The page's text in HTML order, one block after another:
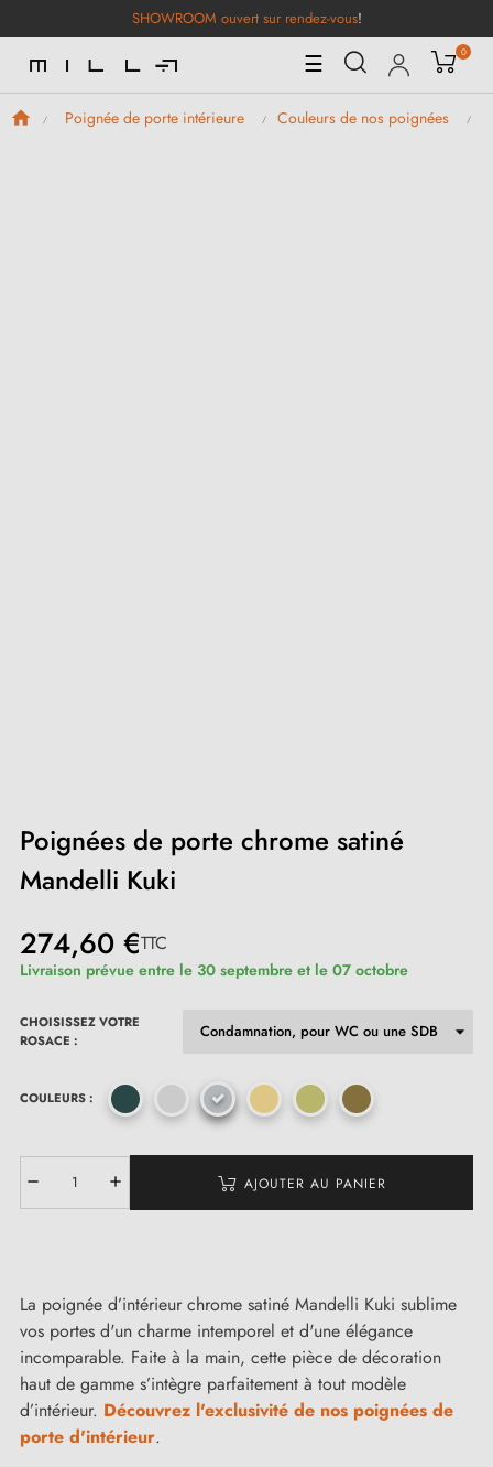
SHOWROOM ouvert sur rendez-vous!
Basculer
la
navigation
☰ 0
Poignée de porte intérieure Couleurs de nos poignées
Poignées de porte chrome satiné
Mandelli Kuki
274,60 €TTC
Livraison prévue entre le 30 septembre et le 07 octobre
CHOISISSEZ VOTRE
ROSACE :
COULEURS :
AJOUTER AU PANIER
La poignée d’intérieur chrome satiné Mandelli Kuki sublime
vos portes d'un charme intemporel et d'une élégance
incomparable. Faite à la main, cette pièce de décoration
haut de gamme s’intègre parfaitement à tout modèle
d’intérieur. Découvrez l'exclusivité de nos poignées de
porte d'intérieur.